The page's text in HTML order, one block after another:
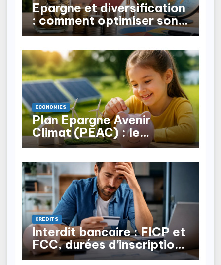
Épargne et diversification
: comment optimiser son
patrimoine au Maroc ?
ECONOMIES
Plan Épargne Avenir
Climat (PEAC) : le
nouveau produit pour les
CRÉDITS
Interdit bancaire : FICP et
FCC, durées d’inscription,
comment en sortir ?